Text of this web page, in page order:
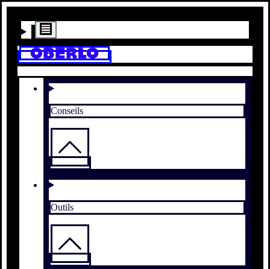
Conseils
Outils